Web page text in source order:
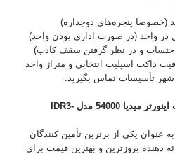
داکت اسپلیت انتخابی و متراژ واحد
تأسیسات تماس بگیرید.
نکاتی در مورد قیمت داکت اسپلیت اینورتر میدیا 54000 مدل IDR3-
یکی از برترین تأمین کنندگان
دهنده بروزترین و بهترین قیمت برای